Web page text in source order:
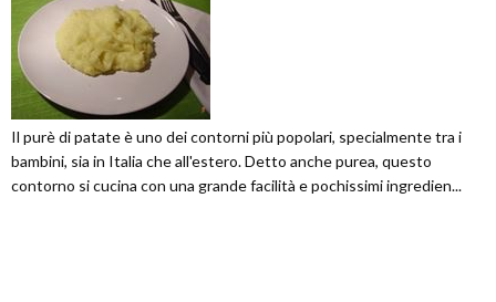
Il purè di patate è uno dei contorni più popolari, specialmente tra i
bambini, sia in Italia che all'estero. Detto anche purea, questo
contorno si cucina con una grande facilità e pochissimi ingredien...